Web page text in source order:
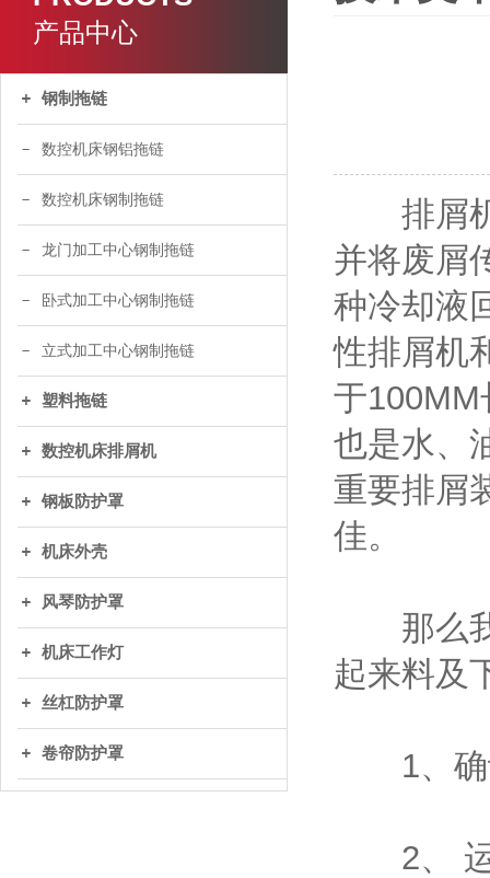
产品中心
钢制拖链
数控机床钢铝拖链
数控机床钢制拖链
龙门加工中心钢制拖链
卧式加工中心钢制拖链
立式加工中心钢制拖链
塑料拖链
数控机床排屑机
钢板防护罩
机床外壳
风琴防护罩
机床工作灯
丝杠防护罩
卷帘防护罩
排屑机
并将废屑
种冷却液
性排屑机
于
也是水、
重要排屑
佳。
那么我
起来料及
1、确
2、 运